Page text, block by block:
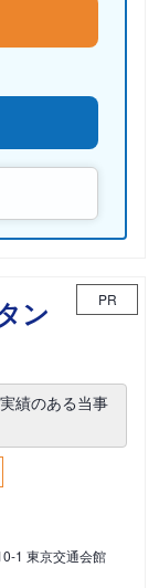
ン
PR
績のある当事
1 東京交通会館